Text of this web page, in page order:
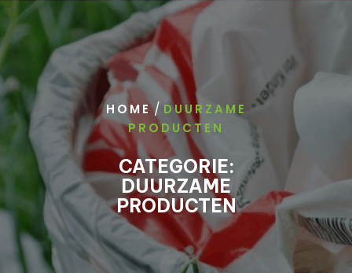
HOME/ DUURZAME
PRODUCTEN
CATEGORIE:
DUURZAME
PRODUCTEN